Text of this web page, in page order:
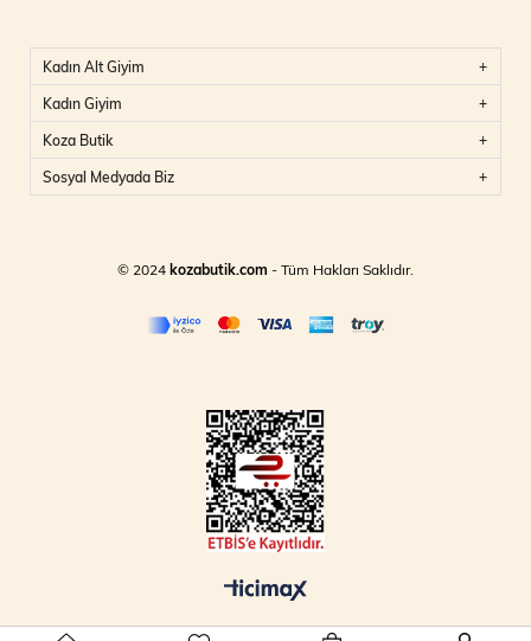
Kadın Alt Giyim
Kadın Giyim
Koza Butik
Sosyal Medyada Biz
© 2024kozabutik.com - Tüm Hakları Saklıdır.